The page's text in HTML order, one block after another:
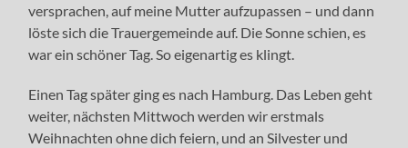
versprachen, auf meine Mutter aufzupassen – und dann
löste sich die Trauergemeinde auf. Die Sonne schien, es
war ein schöner Tag. So eigenartig es klingt.
Einen Tag später ging es nach Hamburg. Das Leben geht
weiter, nächsten Mittwoch werden wir erstmals
Weihnachten ohne dich feiern, und an Silvester und